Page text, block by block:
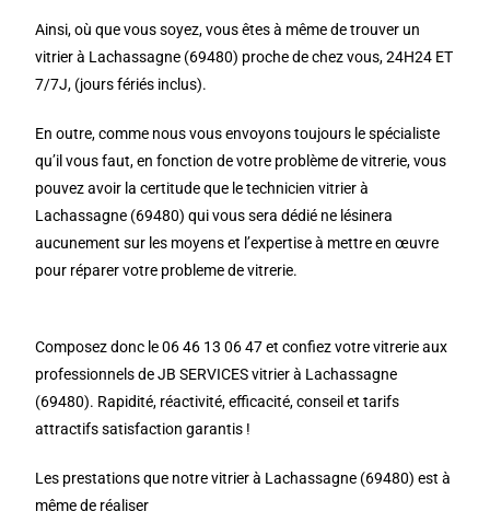
Ainsi, où que vous soyez, vous êtes à même de trouver un
vitrier à Lachassagne (69480) proche de chez vous, 24H24 ET
7/7J, (jours fériés inclus).
En outre, comme nous vous envoyons toujours le spécialiste
qu’il vous faut, en fonction de votre problème de vitrerie, vous
pouvez avoir la certitude que le technicien vitrier à
Lachassagne (69480) qui vous sera dédié ne lésinera
aucunement sur les moyens et l’expertise à mettre en œuvre
pour réparer votre probleme de vitrerie.
Composez donc le 06 46 13 06 47 et confiez votre vitrerie aux
professionnels de JB SERVICES vitrier à Lachassagne
(69480). Rapidité, réactivité, efficacité, conseil et tarifs
attractifs satisfaction garantis !
Les prestations que notre vitrier à Lachassagne (69480) est à
même de réaliser